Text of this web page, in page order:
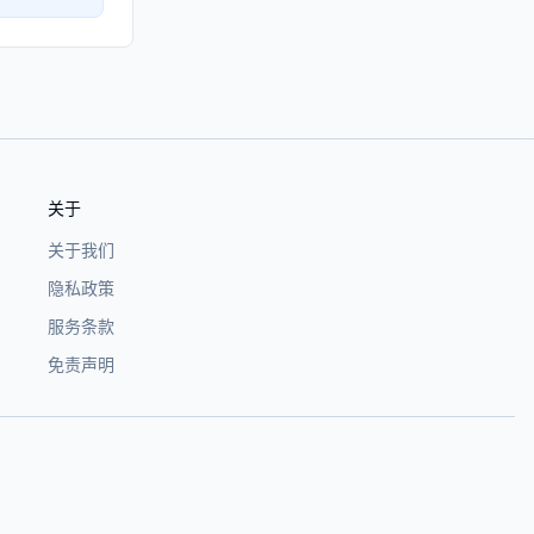
关于
关于我们
隐私政策
服务条款
免责声明